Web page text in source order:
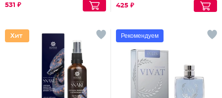
531 ₽ 425 ₽
Рекомендуем